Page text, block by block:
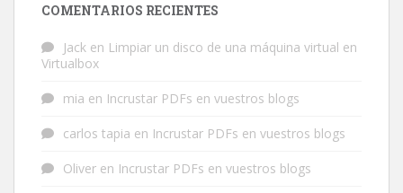
COMENTARIOS RECIENTES
Jack en Limpiar un disco de una máquina virtual en
Virtualbox
mia en Incrustar PDFs en vuestros blogs
carlos tapia en Incrustar PDFs en vuestros blogs
Oliver en Incrustar PDFs en vuestros blogs